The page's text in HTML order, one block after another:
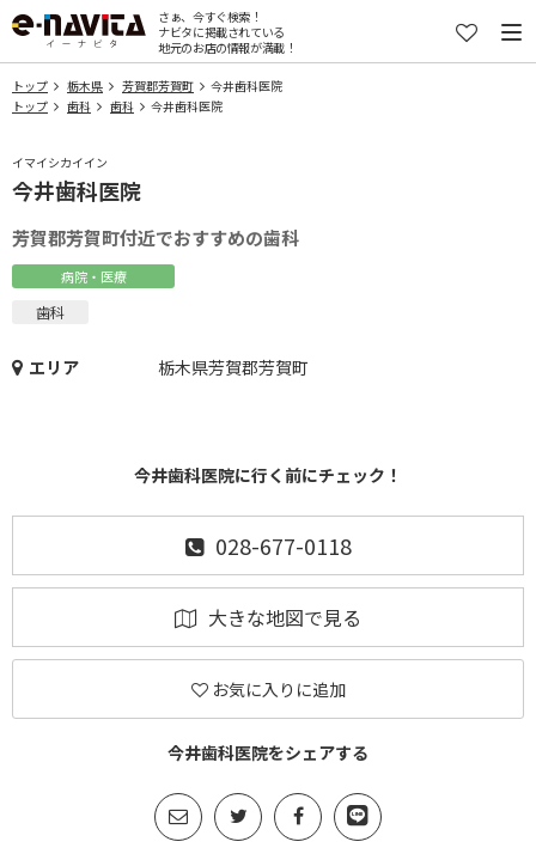
さぁ、今すぐ検索！
ナビタに掲載されている
地元のお店の情報が満載！
トップ 栃木県 芳賀郡芳賀町
今井歯科医院
トップ
歯科 歯科 今井歯科医院
イマイシカイイン
今井歯科医院
芳賀郡芳賀町付近でおすすめの歯科
病院・医療
歯科
エリア 栃木県芳賀郡芳賀町
今井歯科医院に行く前にチェック！
028-677-0118
大きな地図で見る
お気に入りに追加
今井歯科医院をシェアする